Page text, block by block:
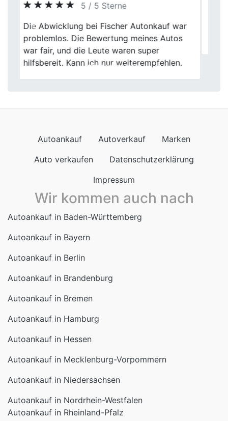
5 / 5 Sterne
Top, hat alles wie versprochen geklappt.
Bis demnächst
Auto verkaufen
Datenschutzerklärung
Impressum
Wir kommen auch nach
Autoankauf in Baden-Württemberg
Autoankauf in Bayern
Autoankauf in Berlin
Autoankauf in Brandenburg
Autoankauf in Bremen
Autoankauf in Hamburg
Autoankauf in Hessen
Autoankauf in Mecklenburg-Vorpommern
Autoankauf in Niedersachsen
Autoankauf in Nordrhein-Westfalen
Autoankauf in Saarland